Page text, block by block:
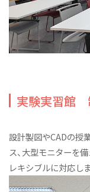
実験実習館
設計製図やCADの授
ス、大型モニターを
レキシブルに対応しま